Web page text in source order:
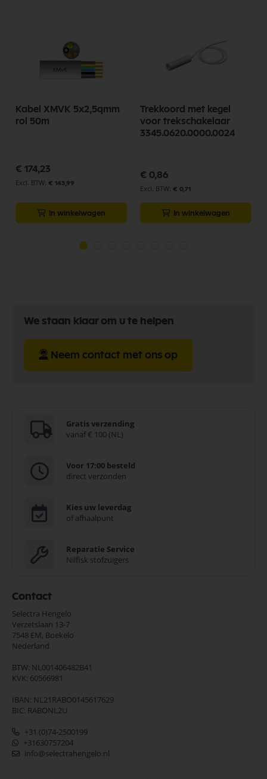
Kabel XMVK 5x2,5qmm
rol 50m
€ 174,23
€ 143,99
In winkelwagen
Trekkoord met kegel
voor trekschakelaar
3345.0620.0000.0024
€ 0,86
€ 0,71
In winkelwagen
We staan klaar om u te helpen
Neem contact met ons op
Gratis verzending
vanaf € 100 (NL)
Voor 17:00 besteld
direct verzonden
Kies uw leverdag
of afhaalpunt
Reparatie Service
Nilfisk stofzuigers
Contact
Selectra Hengelo
Verzetslaan 13-7
7548 EM, Boekelo
Nederland
BTW: NL001406482B41
KVK: 60566981
IBAN: NL21RABO0145617629
BIC: RABONL2U
+31 (0)74-2500199
+31630757204
info@selectrahengelo.nl